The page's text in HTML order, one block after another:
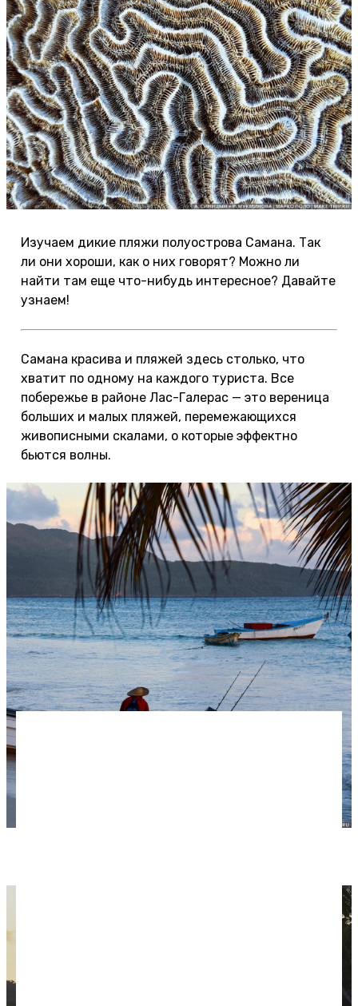
Изучаем дикие пляжи полуострова Самана. Так
ли они хороши, как о них говорят? Можно ли
найти там еще что-нибудь интересное? Давайте
узнаем!
Самана красива и пляжей здесь столько, что
хватит по одному на каждого туриста. Все
побережье в районе Лас-Галерас — это вереница
больших и малых пляжей, перемежающихся
живописными скалами, о которые эффектно
бьются волны.